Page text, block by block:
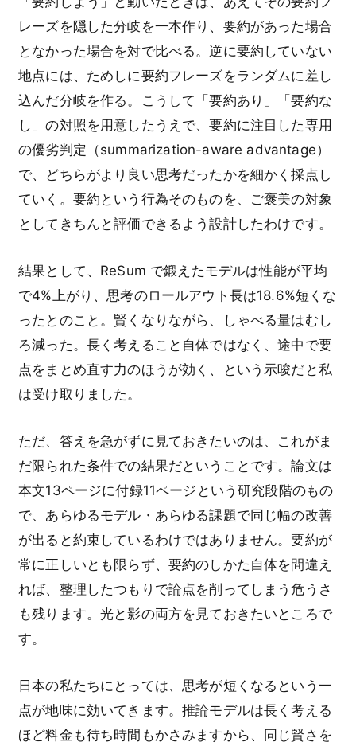
レーズを隠した分岐を一本作り、要約があった場合
となかった場合を対で比べる。逆に要約していない
地点には、ためしに要約フレーズをランダムに差し
込んだ分岐を作る。こうして「要約あり」「要約な
し」の対照を用意したうえで、要約に注目した専用
の優劣判定（summarization-aware advantage）
で、どちらがより良い思考だったかを細かく採点し
ていく。要約という行為そのものを、ご褒美の対象
としてきちんと評価できるよう設計したわけです。
結果として、ReSum で鍛えたモデルは性能が平均
で4%上がり、思考のロールアウト長は18.6%短くな
ったとのこと。賢くなりながら、しゃべる量はむし
ろ減った。長く考えること自体ではなく、途中で要
点をまとめ直す力のほうが効く、という示唆だと私
は受け取りました。
ただ、答えを急がずに見ておきたいのは、これがま
だ限られた条件での結果だということです。論文は
本文13ページに付録11ページという研究段階のもの
で、あらゆるモデル・あらゆる課題で同じ幅の改善
が出ると約束しているわけではありません。要約が
常に正しいとも限らず、要約のしかた自体を間違え
れば、整理したつもりで論点を削ってしまう危うさ
も残ります。光と影の両方を見ておきたいところで
す。
日本の私たちにとっては、思考が短くなるという一
点が地味に効いてきます。推論モデルは長く考える
ほど料金も待ち時間もかさみますから、同じ賢さを